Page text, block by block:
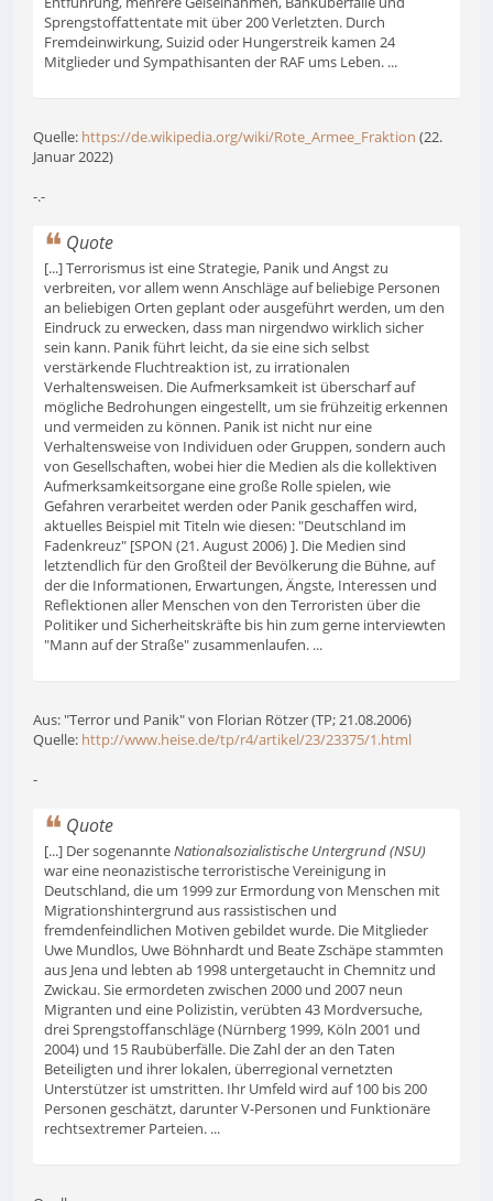
Sprengstoffattentate mit über 200 Verletzten. Durch
Fremdeinwirkung, Suizid oder Hungerstreik kamen 24
Mitglieder und Sympathisanten der RAF ums Leben. ...
Quelle: https://de.wikipedia.org/wiki/Rote_Armee_Fraktion (22.
Januar 2022)
-.-
Quote
[...] Terrorismus ist eine Strategie, Panik und Angst zu
verbreiten, vor allem wenn Anschläge auf beliebige Personen
an beliebigen Orten geplant oder ausgeführt werden, um den
Eindruck zu erwecken, dass man nirgendwo wirklich sicher
sein kann. Panik führt leicht, da sie eine sich selbst
verstärkende Fluchtreaktion ist, zu irrationalen
Verhaltensweisen. Die Aufmerksamkeit ist überscharf auf
mögliche Bedrohungen eingestellt, um sie frühzeitig erkennen
und vermeiden zu können. Panik ist nicht nur eine
Verhaltensweise von Individuen oder Gruppen, sondern auch
von Gesellschaften, wobei hier die Medien als die kollektiven
Aufmerksamkeitsorgane eine große Rolle spielen, wie
Gefahren verarbeitet werden oder Panik geschaffen wird,
aktuelles Beispiel mit Titeln wie diesen: "Deutschland im
Fadenkreuz" [SPON (21. August 2006) ]. Die Medien sind
letztendlich für den Großteil der Bevölkerung die Bühne, auf
der die Informationen, Erwartungen, Ängste, Interessen und
Reflektionen aller Menschen von den Terroristen über die
Politiker und Sicherheitskräfte bis hin zum gerne interviewten
"Mann auf der Straße" zusammenlaufen. ...
Aus: "Terror und Panik" von Florian Rötzer (TP; 21.08.2006)
Quelle: http://www.heise.de/tp/r4/artikel/23/23375/1.html
-
Quote
[...] Der sogenannteNationalsozialistische Untergrund (NSU)
war eine neonazistische terroristische Vereinigung in
Deutschland, die um 1999 zur Ermordung von Menschen mit
Migrationshintergrund aus rassistischen und
fremdenfeindlichen Motiven gebildet wurde. Die Mitglieder
Uwe Mundlos, Uwe Böhnhardt und Beate Zschäpe stammten
aus Jena und lebten ab 1998 untergetaucht in Chemnitz und
Zwickau. Sie ermordeten zwischen 2000 und 2007 neun
Migranten und eine Polizistin, verübten 43 Mordversuche,
drei Sprengstoffanschläge (Nürnberg 1999, Köln 2001 und
2004) und 15 Raubüberfälle. Die Zahl der an den Taten
Beteiligten und ihrer lokalen, überregional vernetzten
Unterstützer ist umstritten. Ihr Umfeld wird auf 100 bis 200
Personen geschätzt, darunter V-Personen und Funktionäre
rechtsextremer Parteien. ...